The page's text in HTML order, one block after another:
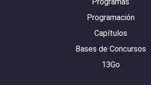
Programación
Capítulos
Bases de Concursos
13Go